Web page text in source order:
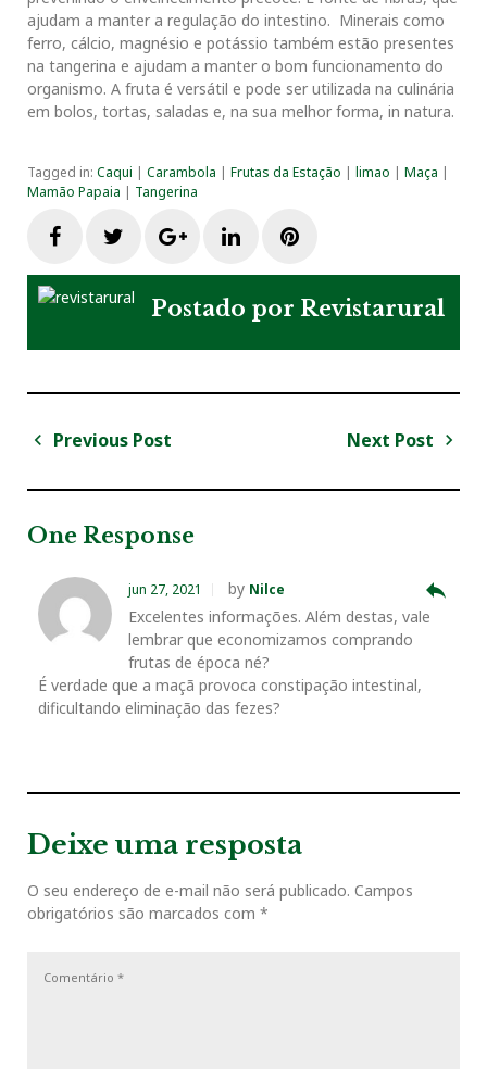
ajudam a manter a regulação do intestino. Minerais como
ferro, cálcio, magnésio e potássio também estão presentes
na tangerina e ajudam a manter o bom funcionamento do
organismo. A fruta é versátil e pode ser utilizada na culinária
em bolos, tortas, saladas e, na sua melhor forma, in natura.
Tagged in: Caqui | Carambola | Frutas da Estação | limao | Maça |
Mamão Papaia | Tangerina
a
c
e
k
w
i
t
G
o
g
n
k
n
i
n
t
s
t
Postado por Revistarural
N
e
a
ç
o
d
o
t
Previous Post
e
i
o
u
P
o
Next Post
P
One Response
jun 27, 2021 by Nilce
Excelentes informações. Além destas, vale
lembrar que economizamos comprando
frutas de época né?
É verdade que a maçã provoca constipação intestinal,
dificultando eliminação das fezes?
reply
Deixe uma resposta
O seu endereço de e-mail não será publicado. Campos
obrigatórios são marcados com *